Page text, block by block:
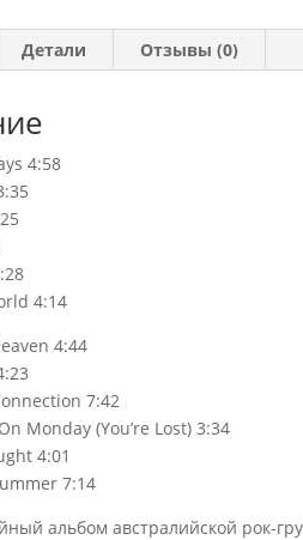
Детали Отзывы (0)
4:58
4:14
4:44
7:42
Monday (You’re Lost) 3:34
4:01
7:14
альбом австралийской рок-